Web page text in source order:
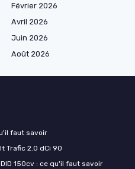
Février 2026
Avril 2026
Juin 2026
Août 2026
faut savoir
Trafic 2.0 dCi 90
150cv : ce qu'il faut savoir